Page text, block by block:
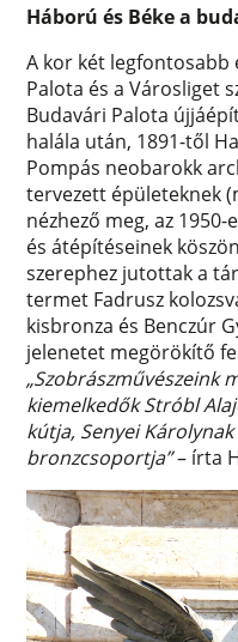
Háború és Béke a
A kor két legfontosabb
Palota és a Városliget
Budavári Palota
halála után, 1891-től
Pompás neobarokk
tervezett épületeknek
nézhező meg, az
és átépítéseinek
szerephez jutottak a
termet Fadrusz
kisbronza és Benczúr
jelenetet megörökítő
„Szobrászművészeink
kiemelkedők Stróbl
kútja, Senyei
bronzcsoportja”– írta